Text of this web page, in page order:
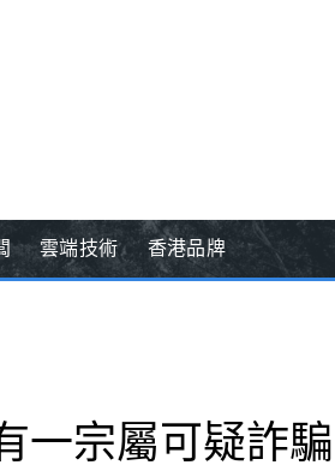
雲端技術 香港品牌
一宗屬可疑詐騙